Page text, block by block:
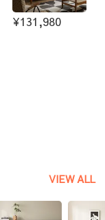
¥131,980
VIEW ALL